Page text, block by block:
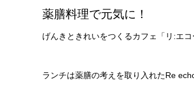
薬膳料理で元気に！
げんきときれいをつくるカフェ「リ:エ
ランチは薬膳の考えを取り入れたRe